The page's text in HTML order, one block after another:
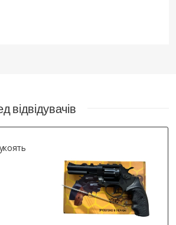
відвідувачів